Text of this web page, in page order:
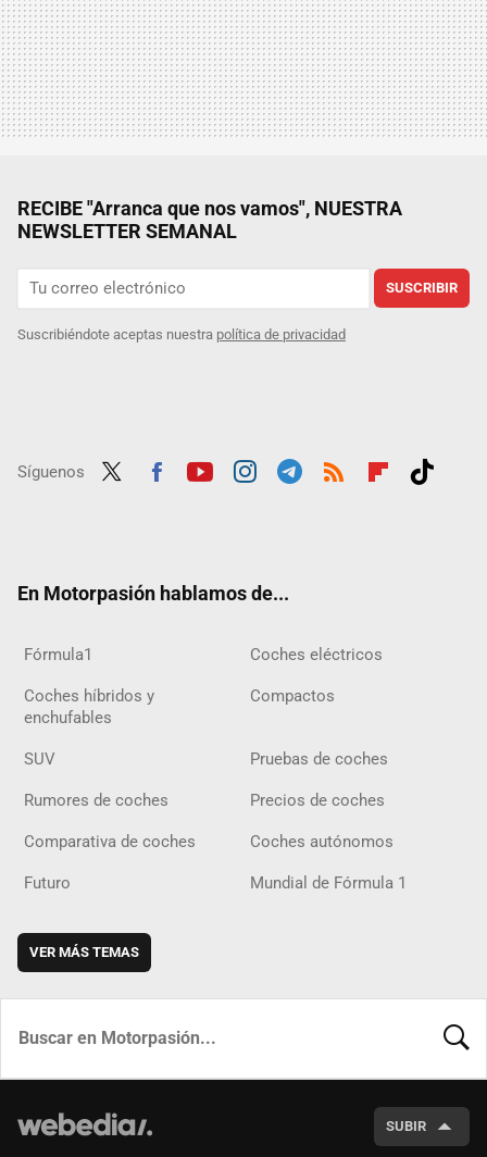
RECIBE "Arranca que nos vamos", NUESTRA
NEWSLETTER SEMANAL
SUSCRIBIR
Suscribiéndote aceptas nuestra política de privacidad
Síguenos
En Motorpasión hablamos de...
Fórmula1 Coches eléctricos
Coches híbridos y
enchufables
Compactos
SUV Pruebas de coches
Rumores de coches Precios de coches
Comparativa de coches Coches autónomos
Futuro Mundial de Fórmula 1
VER MÁS TEMAS
SUBIR